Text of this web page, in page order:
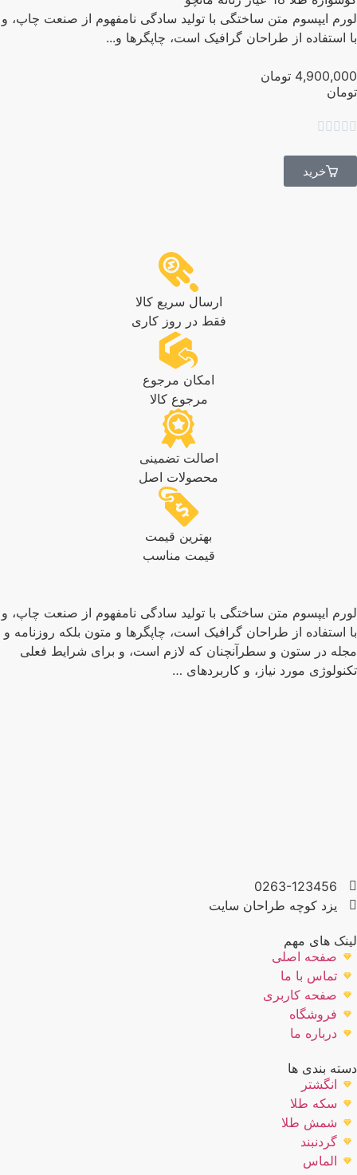
ایپسوم متن ساختگی با تولید سادگی نامفهوم از صنعت چاپ، و
استفاده از طراحان گرافیک است، چاپگرها و...
تومان




خرید
ارسال سریع کالا
فقط در روز کاری
امکان مرجوع
مرجوع کالا
اصالت تضمینی
محصولات اصل
بهترین قیمت
قیمت مناسب
ایپسوم متن ساختگی با تولید سادگی نامفهوم از صنعت چاپ، و
استفاده از طراحان گرافیک است، چاپگرها و متون بلکه روزنامه و
در ستون و سطرآنچنان که لازم است، و برای شرایط فعلی
مورد نیاز، و کاربردهای …
0263-123456
یزد کوچه طراحان سایت
های مهم
صفحه اصلی
تماس با ما
صفحه کاربری
فروشگاه
درباره ما
بندی ها
انگشتر
سکه طلا
شمش طلا
گردنبند
الماس